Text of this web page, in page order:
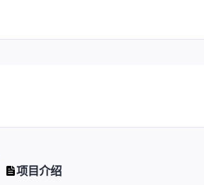
项目介绍